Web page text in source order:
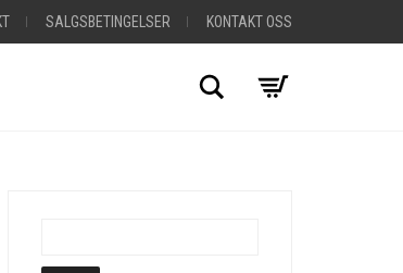
SALGSBETINGELSER KONTAKT OSS